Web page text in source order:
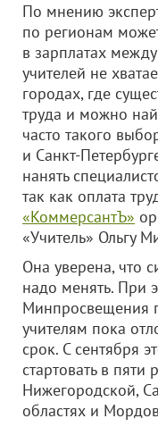
По мнению
по регионам
в зарплатах
учителей не
городах, где
труда и можно
часто такого
и Санкт-
нанять
так как оплата
«КоммерсантЪ»
«Учитель» Ольгу
Она уверена, что
надо менять. При
Минпросвещения
учителям пока
срок. С сентября
стартовать в
Нижегородской,
областях и